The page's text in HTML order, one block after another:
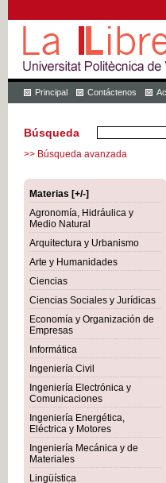
Principal Contáctenos
Búsqueda
>> Búsqueda avanzada
Materias [+/-]
Agronomía, Hidráulica y
Medio Natural
Arquitectura y Urbanismo
Arte y Humanidades
Ciencias
Ciencias Sociales y Jurídicas
Economía y Organización de
Empresas
Informática
Ingeniería Civil
Ingeniería Electrónica y
Comunicaciones
Ingeniería Energética,
Eléctrica y Motores
Ingeniería Mecánica y de
Materiales
Lingüística